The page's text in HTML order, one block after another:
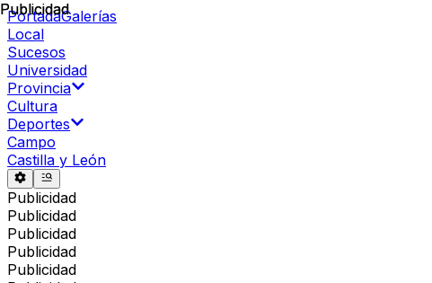
PortadaGalerías
Local
Sucesos
Universidad
Provincia
Cultura
Deportes
Campo
Castilla y León
Publicidad
Publicidad
Publicidad
Publicidad
Publicidad
Publicidad
Publicidad